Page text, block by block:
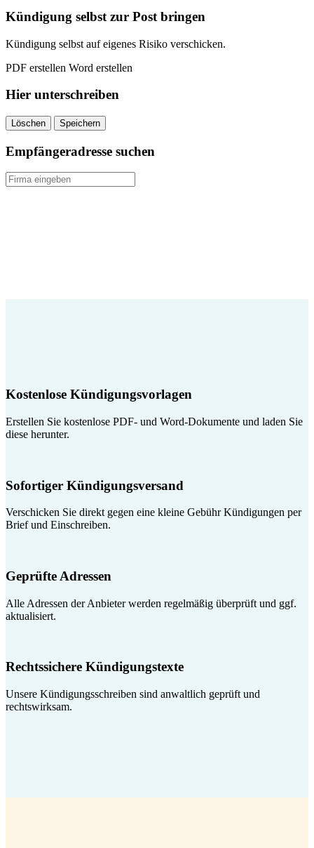
quantity
Kündigung selbst zur Post bringen
Kündigung selbst auf eigenes Risiko verschicken.
PDF erstellen Word erstellen
Hier unterschreiben
Löschen Speichern
Empfängeradresse suchen
Kostenlose Kündigungsvorlagen
Erstellen Sie kostenlose PDF- und Word-Dokumente und laden Sie
diese herunter.
Sofortiger Kündigungsversand
Verschicken Sie direkt gegen eine kleine Gebühr Kündigungen per
Brief und Einschreiben.
Geprüfte Adressen
Alle Adressen der Anbieter werden regelmäßig überprüft und ggf.
aktualisiert.
Rechtssichere Kündigungstexte
Unsere Kündigungsschreiben sind anwaltlich geprüft und
rechtswirksam.